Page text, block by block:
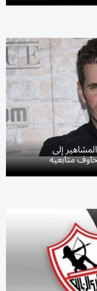
إلى
متابعيه